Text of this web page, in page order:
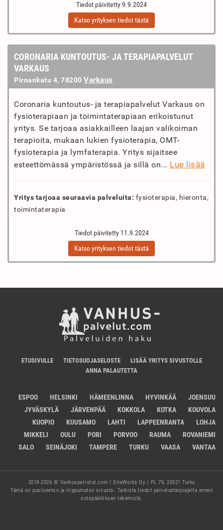
Tiedot päivitetty 9.9.2024
Katso yrityksen tiedot tästä
CORONARIA KUNTOUTUS- JA TERAPIAPALVELUT
VARKAUS
Pirnankatu 4, 78200 Varkaus
Coronaria kuntoutus- ja terapiapalvelut Varkaus on
fysioterapiaan ja toimintaterapiaan erikoistunut
yritys. Se tarjoaa asiakkailleen laajan valikoiman
terapioita, mukaan lukien fysioterapia, OMT-
fysioterapia ja lymfaterapia. Yritys sijaitsee
esteettömässä ympäristössä ja sillä on... Lue lisää
Yritys tarjoaa seuraavia palveluita: fysioterapia, hieronta,
toimintaterapia
Tiedot päivitetty 11.9.2024
Katso yrityksen tiedot tästä
ETUSIVULLE TIETOSUOJASELOSTE
LISÄÄ YRITYS SIVUSTOLLE
ANNA PALAUTETTA
ESPOO HELSINKI HÄMEENLINNA HYVINKÄÄ
JOENSUU
JYVÄSKYLÄ
JÄRVENPÄÄ KOKKOLA KOTKA
KOUVOLA
KUOPIO
KUUSAMO LAHTI LAPPEENRANTA
LOHJA
MIKKELI
OULU PORI PORVOO RAUMA
ROVANIEMI
SALO
SEINÄJOKI TAMPERE TURKU VAASA VANTAA
2018-2026 © Vanhuspalvelut.com | SiteWorks Oy | PL 79, 20521 Turku
Tämä on puolueeton ja riippumaton sivusto. Tarkista tiedot palveluntarjoajalta ennen
ostopäätöksen tekemistä.